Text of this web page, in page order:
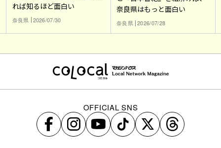
れば知るほど面白い
奈良県 2026/07/30
奈良県はもっと面白い
奈良県 2026/07/28
OFFICIAL SNS